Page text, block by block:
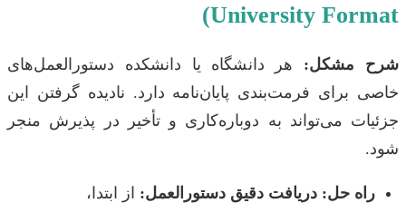
University Format)
شرح مشکل: هر دانشگاه یا دانشکده دستورالعمل‌های
خاصی برای فرمت‌بندی پایان‌نامه دارد. نادیده گرفتن این
جزئیات می‌تواند به دوباره‌کاری و تأخیر در پذیرش منجر
شود.
راه حل: دریافت دقیق دستورالعمل: از ابتدا،